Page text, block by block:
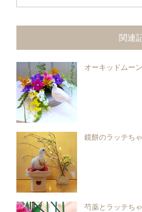
関連
オーキッドムー
鏡餅のラッテち
芍薬とラッテち